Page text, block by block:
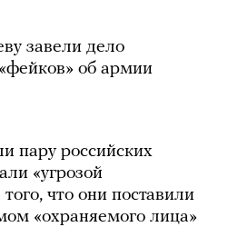
завели дело
об армии
пару российских
«угрозой
что они поставили
«охраняемого лица»